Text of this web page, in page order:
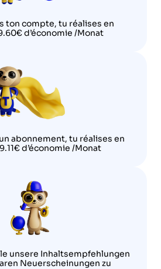
ton compte, tu réalises en
d’économie /Monat
abonnement, tu réalises en
d’économie /Monat
unsere Inhaltsempfehlungen
Neuerscheinungen zu